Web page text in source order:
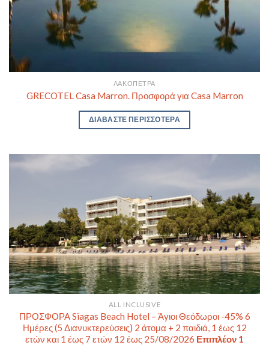
ΛΑΚΌΠΕΤΡΑ
GRECOTEL Casa Marron. Προσφορά για Casa Marron
ΔΙΑΒΆΣΤΕ ΠΕΡΙΣΣΌΤΕΡΑ
ALL INCLUSIVE
ΠΡΟΣΦΟΡΑ Siagas Beach Hotel – Άγιοι Θεόδωροι -45% 6
Ημέρες (5 Διανυκτερεύσεις) 2 άτομα + 2 παιδιά, 1 έως 12
ετών και 1 έως 7 ετών 12 έως 25/08/2026 Επιπλέον 1